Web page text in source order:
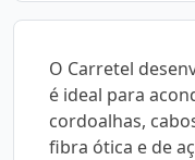
O Carretel
é ideal para
cordoalhas,
fibra ótica e de